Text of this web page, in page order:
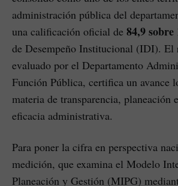
administración pública del
una calificación oficial de 84,9 sobre
de Desempeño Institucional (IDI). El
evaluado por el Departamento
Función Pública, certifica un avance
materia de transparencia, planeación
eficacia administrativa.
Para poner la cifra en perspectiva
medición, que examina el Modelo
Planeación y Gestión (MIPG)